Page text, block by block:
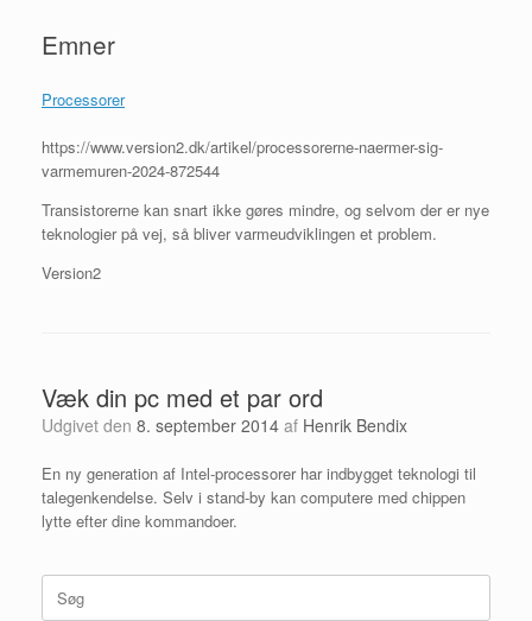
Emner
Processorer
https://www.version2.dk/artikel/processorerne-naermer-sig-
varmemuren-2024-872544
Transistorerne kan snart ikke gøres mindre, og selvom der er nye
teknologier på vej, så bliver varmeudviklingen et problem.
Version2
Væk din pc med et par ord
Udgivet den 8. september 2014 af Henrik Bendix
En ny generation af Intel-processorer har indbygget teknologi til
talegenkendelse. Selv i stand-by kan computere med chippen
lytte efter dine kommandoer.
efter: